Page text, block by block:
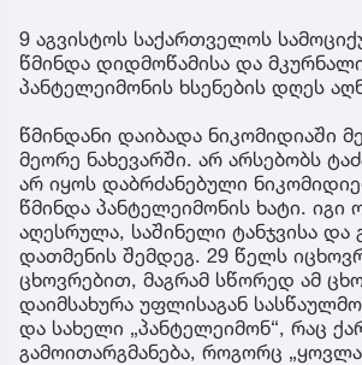
9 აგვისტოს საქართველოს
წმინდა დიდმოწამისა და
პანტელეიმონის ხსენების დღეს
წმინდანი დაიბადა ნიკომიდიაში
მეორე ნახევარში. არ არსებობს
არ იყოს დაბრძანებული
წმინდა პანტელეიმონის ხატი. იგი
აღესრულა, საშინელი ტანჯვისა და
დათმენის შემდეგ. 29 წელს
ცხოვრებით, მაგრამ სწორედ ამ
დაიმსახურა უფლისაგან
და სახელი „პანტელეიმონ“, რაც
გამოითარგმანება, როგორც